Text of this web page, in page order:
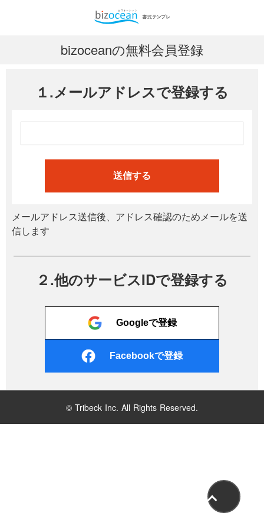
bizoceanの無料会員登録
１.メールアドレスで登録する
送信する
メールアドレス送信後、アドレス確認のためメールを送
信します
２.他のサービスIDで登録する
Googleで登録
Facebookで登録
© Tribeck Inc. All Rights Reserved.